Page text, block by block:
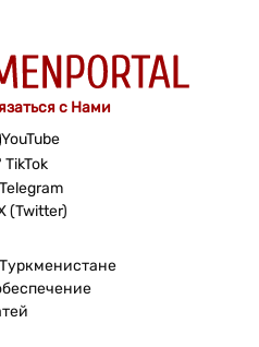
с Нами
YouTube
TikTok
Telegram
(Twitter)